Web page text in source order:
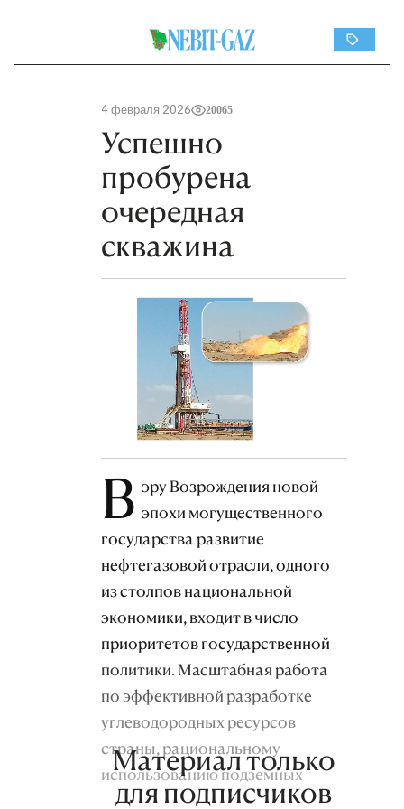
4 февраля 2026 20065
Успешно
пробурена
очередная
скважина
В эру Возрождения новой
эпохи могущественного
государства развитие
нефтегазовой отрасли, одного
из столпов национальной
экономики, входит в число
приоритетов государственной
политики. Масштабная работа
по эффективной разработке
углеводородных ресурсов
страны, рациональному
использованию подземных
ресурсов, а также
Материал только
для подписчиков